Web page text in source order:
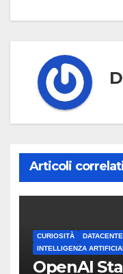
Articoli
CURIOSITÀ
INTELLIGENZA
OpenAI